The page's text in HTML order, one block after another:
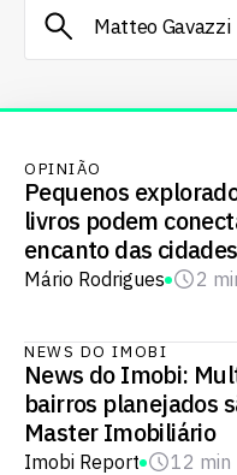
OPINIÃO
Pequenos
livros podem
encanto das cidades
Mário Rodrigues 2
NEWS DO IMOBI
News do Imobi:
bairros planejados
Master Imobiliário
Imobi Report 12 min